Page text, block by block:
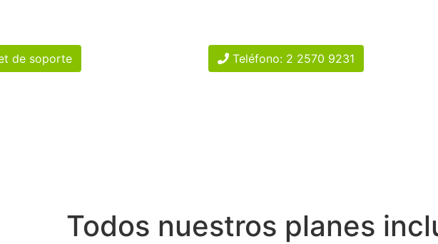
de soporte Teléfono: 2 2570 9231
Todos nuestros planes